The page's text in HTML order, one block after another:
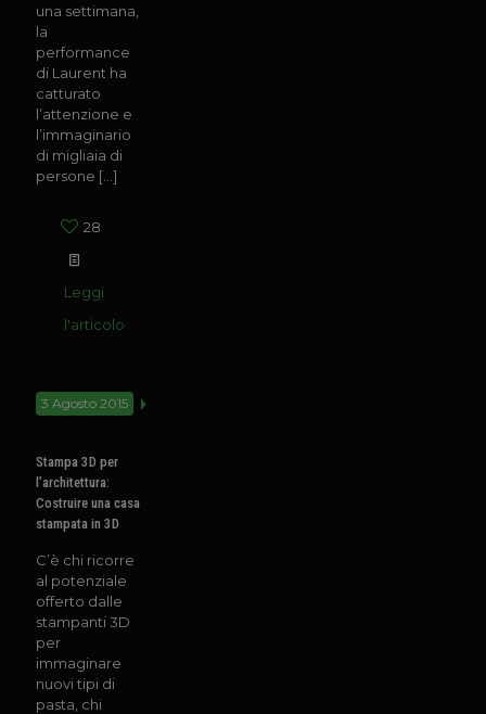
una settimana,
la
performance
di Laurent ha
catturato
l’attenzione e
l’immaginario
di migliaia di
persone […]
28
Leggi
l'articolo
3 Agosto 2015
Stampa 3D per
l’architettura:
Costruire una casa
stampata in 3D
C’è chi ricorre
al potenziale
offerto dalle
stampanti 3D
per
immaginare
nuovi tipi di
pasta, chi